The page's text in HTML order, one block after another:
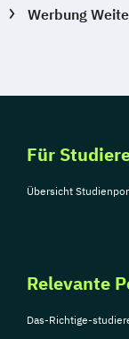
Werbung
Für
Übersicht
Relevante
Das-Richtige-